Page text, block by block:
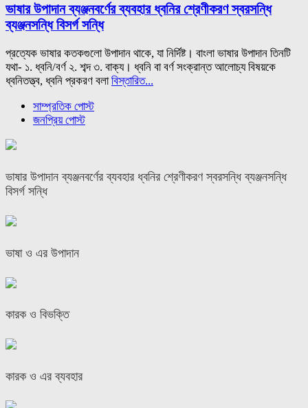
ভাষার উপাদান ব্যঞ্জনবর্ণের ব্যবহার ধ্বনির শ্রেণীকরণ স্বরসন্ধি
ব্যঞ্জনসন্ধি বিসর্গ সন্ধি
প্রত্যেক ভাষার কতকগুলো উপাদান থাকে, যা নির্দিষ্ট। বাংলা ভাষার উপাদান তিনটি
যথা- ১. ধ্বনি/বর্ণ ২. শব্দ ৩. বাক্য। ধ্বনি বা বর্ণ সংক্রান্ত আলোচ্য বিষয়কে
ধ্বনিতত্ত্ব, ধ্বনি প্রকরণ বলাবিস্তারিত...
সাম্প্রতিক পোস্ট
জনপ্রিয় পোস্ট
ভাষার উপাদান ব্যঞ্জনবর্ণের ব্যবহার ধ্বনির শ্রেণীকরণ স্বরসন্ধি ব্যঞ্জনসন্ধি
বিসর্গ সন্ধি
ভাষা ও এর উপাদান
কারক ও বিভক্তি
কারক ও এর ব্যবহার